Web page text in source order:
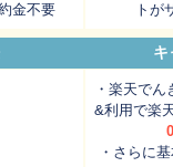
金不要
トが
キ
・楽天で
&利用で楽
・さらに